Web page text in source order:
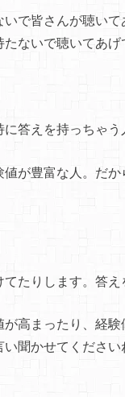
で皆さんが聴い
ないで聴いてあげ
答えを持っちゃ
が豊富な人。だ
たりします。答え
高まったり、経
聞かせてください